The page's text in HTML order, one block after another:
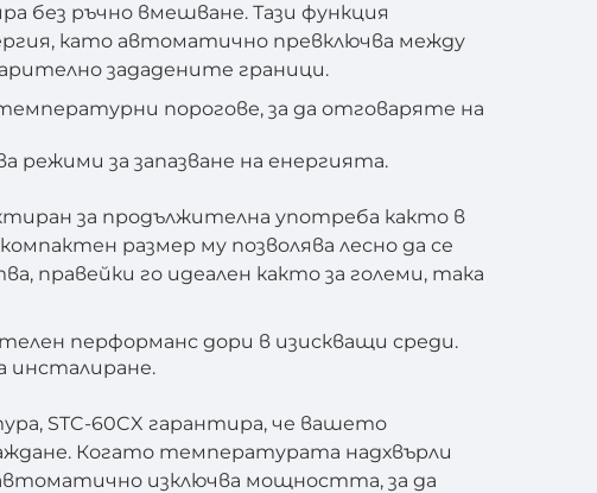
без ръчно вмешване. Тази функция
като автоматично превключва между
зададените граници.
порогове, за да отговаряте на
за запазване на енергията.
за продължителна употреба както в
размер му позволява лесно да се
правейки го идеален както за големи, така
перформанс дори в изискващи среди.
инсталиране.
STC-60CX гарантира, че вашето
Когато температурата надхвърли
изключва мощността, за да